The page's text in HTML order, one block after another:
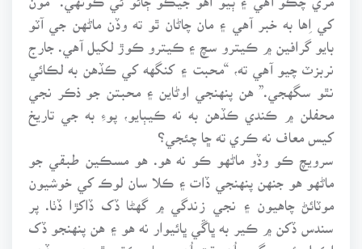
کي اِها به خبر آهي ۽ مان چاڻان ٿو ته وڏن ماڻهن جي آٽو
بايو گرافين ۾ ڪيترو سچ ۽ ڪيترو ڪوڙ لکيل آهي. جارج
نربزٽ چيو آهي ته، “محبت ۽ کنگهه کي ڪڏهن به لڪائي
نٿو سگهجي.” هن پنهنجي اوڻاين ۽ محبتن جو ذڪر نجي
محفلن ۾ ڪندي ڪڏهن به نه ڪيٻايو، پوءِ به جي تاريخ
کيس معاف نه ڪري ته ڇا چئجي؟
سرويچ ڪو وڏو ماڻهو ڪو نه هو. هو مسڪين طبقي جو
ماڻهو هو جنهن پنهنجي ڏات ۽ ڪلا سان لوڪ کي خوشيون
موٽائڻ چاهيون ۽ نجي زندگي ۾ گهڻا ڏک ڏاکڙا ڏٺا. پر
سندس ڏکن ۾ ڪير به ڀاڱي ڀائيوار نه هو ۽ هن پنهنجو ڏک
اڪيلو ئي ڀوڳيو. اُن وقت اُهو سماج ڪٿي ٿو هجي جڏهن